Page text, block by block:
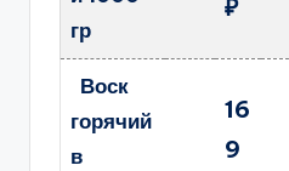
гр
₽
Воск
горячий
в
16
9